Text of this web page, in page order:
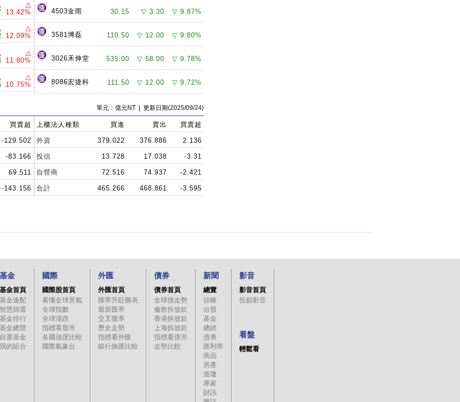
△
13.42%
△
12.09%
△
11.80%
△
10.75%
4503金雨 30.15 ▽ 3.30 ▽ 9.87%
3581博磊 110.50 ▽ 12.00 ▽ 9.80%
3026禾伸堂 535.00 ▽ 58.00 ▽ 9.78%
8086宏捷科 111.50 ▽ 12.00 ▽ 9.72%
單元：億元NT | 更新日期(2025/09/24)
買賣超
-129.502
-83.166
69.511
-143.156
上櫃法人種類 買進 賣出 買賣超
外資 379.022 376.886 2.136
投信 13.728 17.038 -3.31
自營商 72.516 74.937 -2.421
合計 465.266 468.861 -3.595
基金
基金首頁
基金速配
智慧篩選
基金排行
基金總覽
自選基金
我的組合
國際
國際股首頁
看懂全球景氣
全球指數
全球漲跌
指標看股市
各國強度比較
國際氣象台
外匯
外匯首頁
匯率升貶圖表
最新匯率
交叉匯率
歷史走勢
指標看外匯
銀行換匯比較
債券
債券首頁
全球債走勢
倫敦拆放款
香港拆放款
上海拆放款
指標看債市
走勢比較
新聞
總覽
頭條
台股
基金
總經
債券
匯利率
商品
房產
道瓊
專家
財訊
影音
影音首頁
投顧影音
看盤
輕鬆看